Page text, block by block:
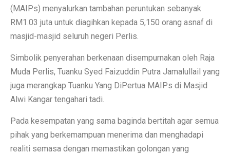
(MAIPs) menyalurkan tambahan peruntukan sebanyak
RM1.03 juta untuk diagihkan kepada 5,150 orang asnaf di
masjid-masjid seluruh negeri Perlis.
Simbolik penyerahan berkenaan disempurnakan oleh Raja
Muda Perlis, Tuanku Syed Faizuddin Putra Jamalullail yang
juga merangkap Tuanku Yang DiPertua MAIPs di Masjid
Alwi Kangar tengahari tadi.
Pada kesempatan yang sama baginda bertitah agar semua
pihak yang berkemampuan menerima dan menghadapi
realiti semasa dengan memastikan golongan yang